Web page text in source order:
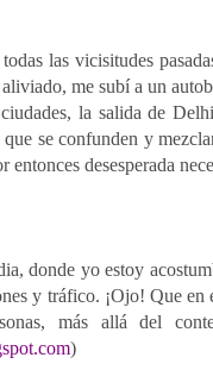
las vicisitudes
me subí a un
la salida de
se confunden y
desesperada
donde yo estoy
y tráfico. ¡Ojo! Que en
más allá del
)